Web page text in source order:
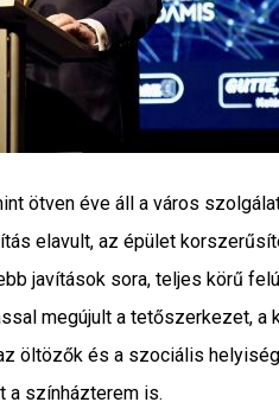
ötven éve áll a város
elavult, az épület
javítások sora, teljes körű
megújult a tetőszerkezet,
öltözők és a szociális
a színházterem is.